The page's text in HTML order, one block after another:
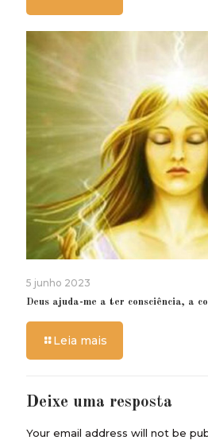
5 junho 2023
Deus ajuda-me a ter consciência, a
Leia mais
Deixe uma resposta
Your email address will not be